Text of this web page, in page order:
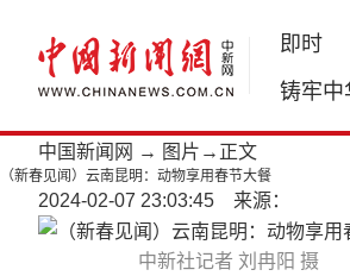
即时
铸牢中
中国新闻网 → 图片 →正文
（新春见闻）云南昆明：动物享用春节大餐
2024-02-07 23:03:45 来源：
中新社记者 刘冉阳 摄